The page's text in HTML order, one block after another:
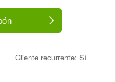
Cliente recurrente: Sí